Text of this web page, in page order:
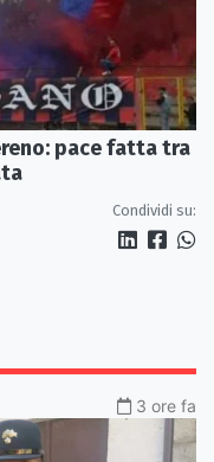
pace fatta tra
Condividi su:
3 ore fa